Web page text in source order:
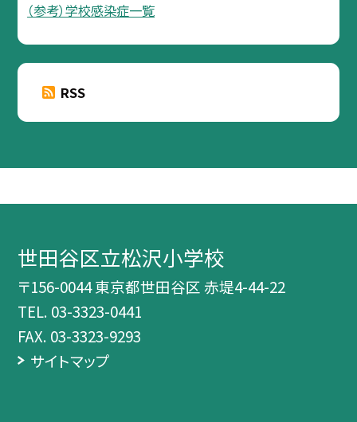
（参考）学校感染症一覧
RSS
世田谷区立松沢小学校
〒156-0044 東京都世田谷区 赤堤4-44-22
TEL. 03-3323-0441
FAX. 03-3323-9293
サイトマップ